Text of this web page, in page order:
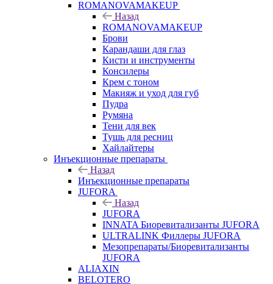
ROMANOVAMAKEUP
Назад
ROMANOVAMAKEUP
Брови
Карандаши для глаз
Кисти и инструменты
Консилеры
Крем с тоном
Макияж и уход для губ
Пудра
Румяна
Тени для век
Тушь для ресниц
Хайлайтеры
Инъекционные препараты
Назад
Инъекционные препараты
JUFORA
Назад
JUFORA
INNATA Биоревитализанты JUFORA
ULTRALINK Филлеры JUFORA
Мезопрепараты/Биоревитализанты
JUFORA
ALIAXIN
BELOTERO